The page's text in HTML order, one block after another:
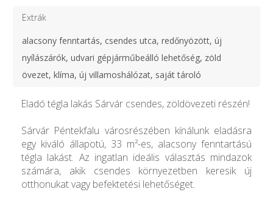
Extrák
alacsony fenntartás, csendes utca, redőnyözött, új
nyílászárók, udvari gépjárműbeálló lehetőség, zöld
övezet, klíma, új villamoshálózat, saját tároló
Eladó tégla lakás Sárvár csendes, zöldövezeti részén!
Sárvár Péntekfalu városrészében kínálunk eladásra
egy kiváló állapotú, 33 m²-es, alacsony fenntartású
tégla lakást. Az ingatlan ideális választás mindazok
számára, akik csendes környezetben keresik új
otthonukat vagy befektetési lehetőséget.